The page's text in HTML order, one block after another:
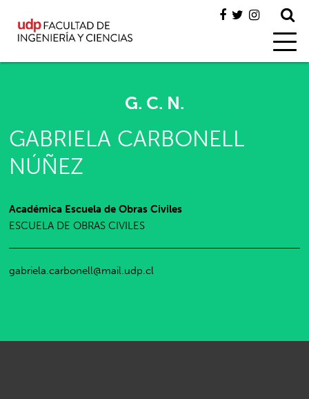
G. C. N.
GABRIELA CARBONELL
NÚÑEZ
Académica Escuela de Obras Civiles
ESCUELA DE OBRAS CIVILES
gabriela.carbonell@mail.udp.cl